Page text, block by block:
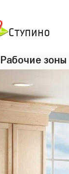
Ступино
Рабочие зоны